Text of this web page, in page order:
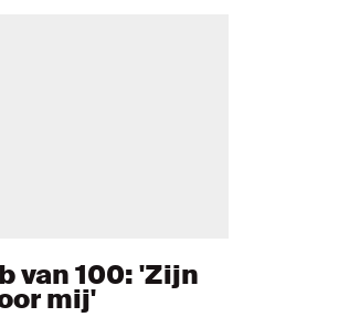
van 100: 'Zijn
mij'